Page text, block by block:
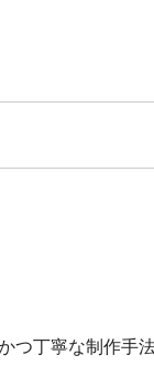
つ丁寧な制作手